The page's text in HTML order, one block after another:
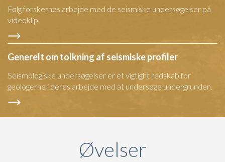
Følg forskernes arbejde med de seismiske undersøgelser på
videoklip.
Generelt om tolkning af seismiske profiler
Seismologiske undersøgelser er et vigtight redskab for
geologerne i deres arbejde med at undersøge undergrunden.
Øvelser